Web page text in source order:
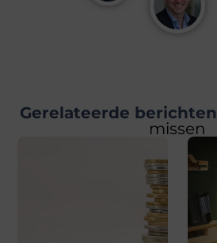
Gerelateerde berichten
missen